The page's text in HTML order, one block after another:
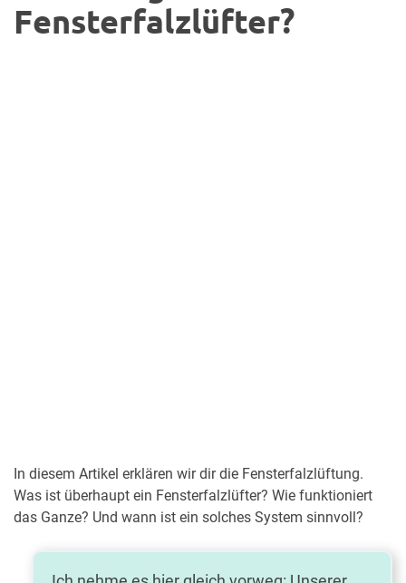
Fensterfalzlüfter?
In diesem Artikel erklären wir dir die Fensterfalzlüftung.
Was ist überhaupt ein Fensterfalzlüfter? Wie funktioniert
das Ganze? Und wann ist ein solches System sinnvoll?